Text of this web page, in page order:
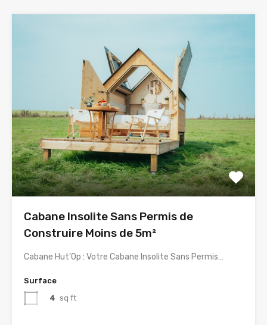
Cabane Insolite Sans Permis de
Construire Moins de 5m²
Cabane Hut’Op : Votre Cabane Insolite Sans Permis…
Surface
4 sq ft